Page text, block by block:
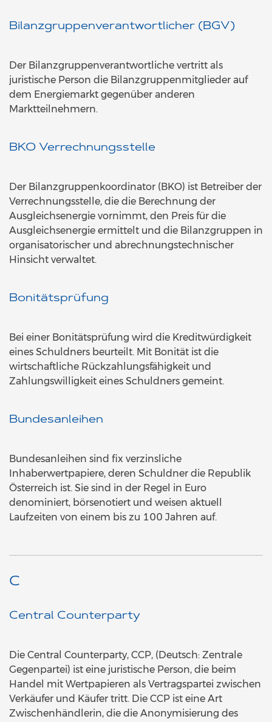
Bilanzgruppenverantwortlicher (BGV)
Der Bilanzgruppenverantwortliche vertritt als
juristische Person die Bilanzgruppenmitglieder auf
dem Energiemarkt gegenüber anderen
Marktteilnehmern.
BKO Verrechnungsstelle
Der Bilanzgruppenkoordinator (BKO) ist Betreiber der
Verrechnungsstelle, die die Berechnung der
Ausgleichsenergie vornimmt, den Preis für die
Ausgleichsenergie ermittelt und die Bilanzgruppen in
organisatorischer und abrechnungstechnischer
Hinsicht verwaltet.
Bonitätsprüfung
Bei einer Bonitätsprüfung wird die Kreditwürdigkeit
eines Schuldners beurteilt. Mit Bonität ist die
wirtschaftliche Rückzahlungsfähigkeit und
Zahlungswilligkeit eines Schuldners gemeint.
Bundesanleihen
Bundesanleihen sind fix verzinsliche
Inhaberwertpapiere, deren Schuldner die Republik
Österreich ist. Sie sind in der Regel in Euro
denominiert, börsenotiert und weisen aktuell
Laufzeiten von einem bis zu 100 Jahren auf.
C
Central Counterparty
Die Central Counterparty, CCP, (Deutsch: Zentrale
Gegenpartei) ist eine juristische Person, die beim
Handel mit Wertpapieren als Vertragspartei zwischen
Verkäufer und Käufer tritt. Die CCP ist eine Art
Zwischenhändlerin, die die Anonymisierung des